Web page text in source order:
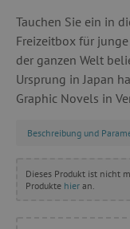
Tauchen Sie ein in
Freizeitbox für
der ganzen Welt
Ursprung in Japan
Graphic Novels in
Beschreibung und
Dieses Produkt ist nicht
Produkte hier an.